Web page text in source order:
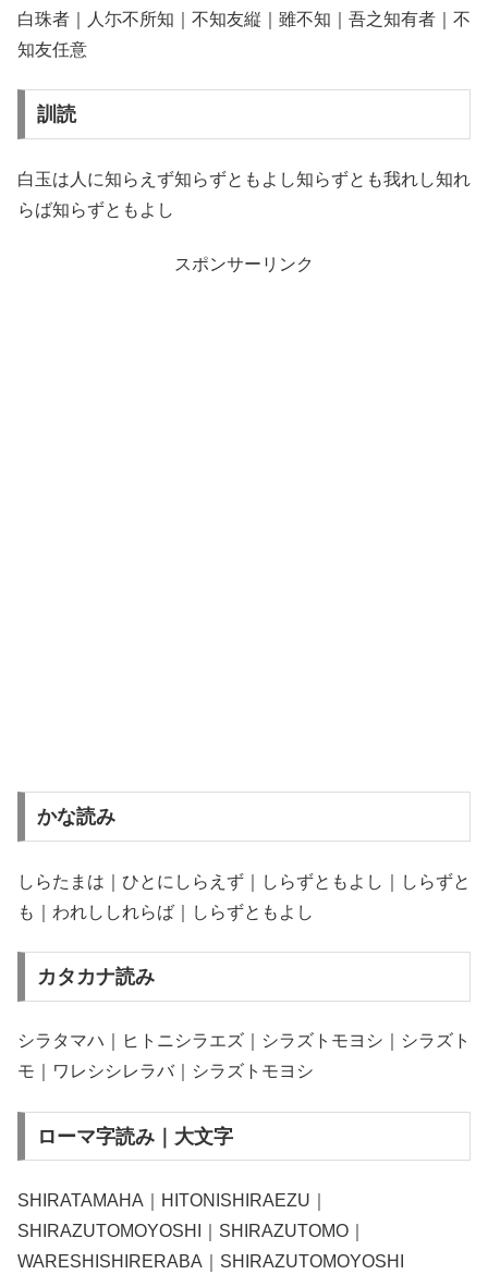
白珠者｜人尓不所知｜不知友縦｜雖不知｜吾之知有者｜不
知友任意
訓読
白玉は人に知らえず知らずともよし知らずとも我れし知れ
らば知らずともよし
スポンサーリンク
かな読み
しらたまは｜ひとにしらえず｜しらずともよし｜しらずと
も｜われししれらば｜しらずともよし
カタカナ読み
シラタマハ｜ヒトニシラエズ｜シラズトモヨシ｜シラズト
モ｜ワレシシレラバ｜シラズトモヨシ
ローマ字読み｜大文字
SHIRATAMAHA｜HITONISHIRAEZU｜
SHIRAZUTOMOYOSHI｜SHIRAZUTOMO｜
WARESHISHIRERABA｜SHIRAZUTOMOYOSHI